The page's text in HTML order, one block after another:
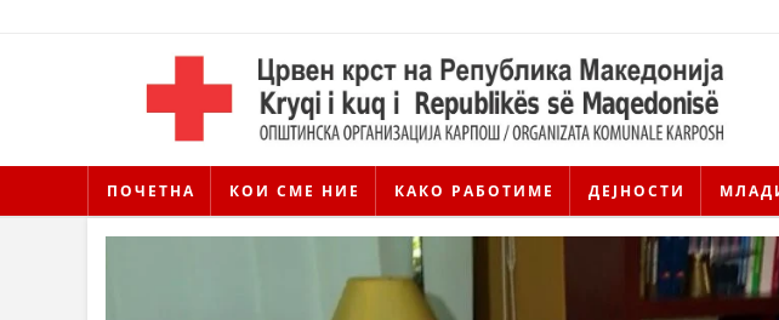
ПОЧЕТНА КОИ СМЕ НИЕ КАКО РАБОТИМЕ ДЕЈНОСТИ